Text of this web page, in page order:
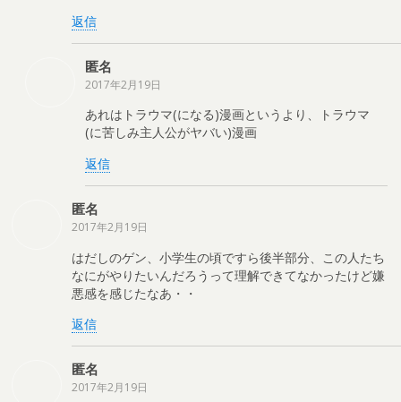
返信
匿名
2017年2月19日
あれはトラウマ(になる)漫画というより、トラウマ
(に苦しみ主人公がヤバい)漫画
返信
匿名
2017年2月19日
はだしのゲン、小学生の頃ですら後半部分、この人たち
なにがやりたいんだろうって理解できてなかったけど嫌
悪感を感じたなあ・・
返信
匿名
2017年2月19日